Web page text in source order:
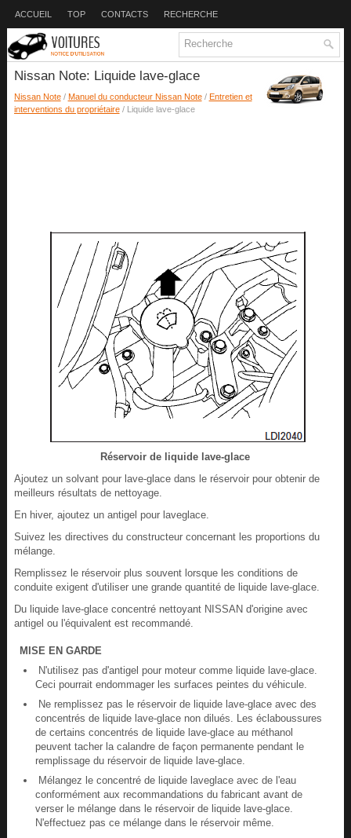
ACCUEIL TOP CONTACTS RECHERCHE
Nissan Note: Liquide lave-glace
Nissan Note/ Manuel du conducteur Nissan Note/ Entretien et
interventions du propriétaire/ Liquide lave-glace
Réservoir de liquide lave-glace
Ajoutez un solvant pour lave-glace dans le réservoir pour obtenir de
meilleurs résultats de nettoyage.
En hiver, ajoutez un antigel pour laveglace.
Suivez les directives du constructeur concernant les proportions du
mélange.
Remplissez le réservoir plus souvent lorsque les conditions de
conduite exigent d'utiliser une grande quantité de liquide lave-glace.
Du liquide lave-glace concentré nettoyant NISSAN d'origine avec
antigel ou l'équivalent est recommandé.
MISE EN GARDE
N'utilisez pas d'antigel pour moteur comme liquide lave-glace.
Ceci pourrait endommager les surfaces peintes du véhicule.
Ne remplissez pas le réservoir de liquide lave-glace avec des
concentrés de liquide lave-glace non dilués. Les éclaboussures
de certains concentrés de liquide lave-glace au méthanol
peuvent tacher la calandre de façon permanente pendant le
remplissage du réservoir de liquide lave-glace.
Mélangez le concentré de liquide laveglace avec de l'eau
conformément aux recommandations du fabricant avant de
verser le mélange dans le réservoir de liquide lave-glace.
N'effectuez pas ce mélange dans le réservoir même.